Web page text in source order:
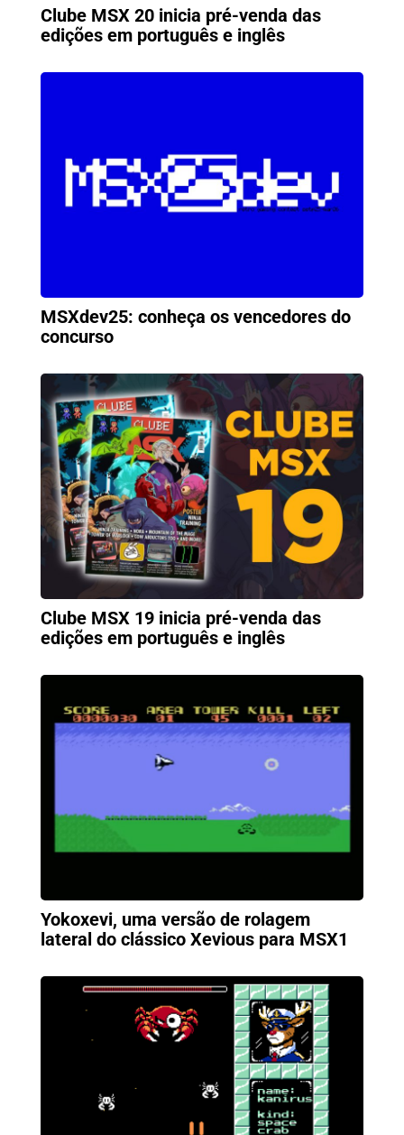
Clube MSX 20 inicia pré-venda das
edições em português e inglês
MSXdev25: conheça os vencedores do
concurso
Clube MSX 19 inicia pré-venda das
edições em português e inglês
Yokoxevi, uma versão de rolagem
lateral do clássico Xevious para MSX1